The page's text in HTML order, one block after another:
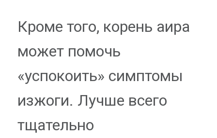
Кроме того, корень аира
может помочь
«успокоить» симптомы
изжоги. Лучше всего
тщательно